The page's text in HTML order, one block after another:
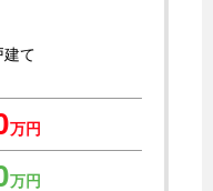
て
万円
万円